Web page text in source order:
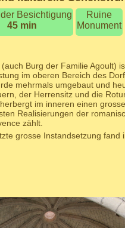
Besichtigung
45 min
Ruine
Monument
Burg der Familie Agoult)
im oberen Bereich des
mehrmals umgebaut und
der Herrensitz und die
im inneren einen
Realisierungen der
zählt.
grosse Instandsetzung fand